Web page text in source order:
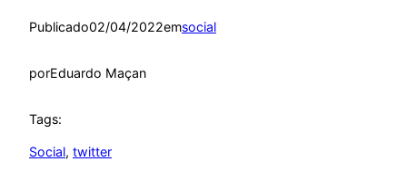
Publicado02/04/2022emsocial
porEduardo Maçan
Tags:
Social, twitter